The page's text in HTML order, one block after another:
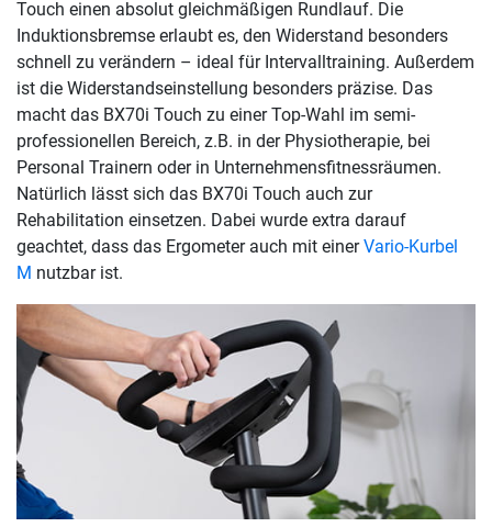
Touch einen absolut gleichmäßigen Rundlauf. Die
Induktionsbremse erlaubt es, den Widerstand besonders
schnell zu verändern – ideal für Intervalltraining. Außerdem
ist die Widerstandseinstellung besonders präzise. Das
macht das BX70i Touch zu einer Top-Wahl im semi-
professionellen Bereich, z.B. in der Physiotherapie, bei
Personal Trainern oder in Unternehmensfitnessräumen.
Natürlich lässt sich das BX70i Touch auch zur
Rehabilitation einsetzen. Dabei wurde extra darauf
geachtet, dass das Ergometer auch mit einerVario-Kurbel
M nutzbar ist.